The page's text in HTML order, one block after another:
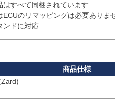
はすべて同梱されています
ECUのリマッピングは必要ありま